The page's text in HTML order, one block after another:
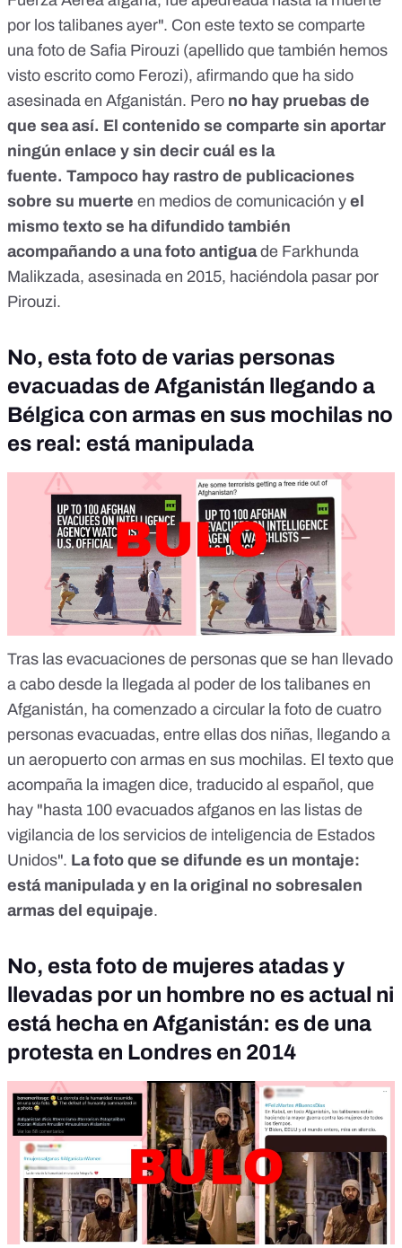
por los talibanes ayer". Con este texto se comparte
una foto de Safia Pirouzi (apellido que también hemos
visto escrito como Ferozi), afirmando que ha sido
asesinada en Afganistán. Pero no hay pruebas de
que sea así. El contenido se comparte sin aportar
ningún enlace y sin decir cuál es la
fuente. Tampoco hay rastro de publicaciones
sobre su muerte en medios de comunicación y el
mismo texto se ha difundido también
acompañando a una foto antiguade Farkhunda
Malikzada, asesinada en 2015, haciéndola pasar por
Pirouzi.
No, esta foto de varias personas
evacuadas de Afganistán llegando a
Bélgica con armas en sus mochilas no
es real: está manipulada
Tras las evacuaciones de personas que se han llevado
a cabo desde la llegada al poder de los talibanes en
Afganistán, ha comenzado a circular la foto de cuatro
personas evacuadas, entre ellas dos niñas, llegando a
un aeropuerto con armas en sus mochilas. El texto que
acompaña la imagen dice, traducido al español, que
hay "hasta 100 evacuados afganos en las listas de
vigilancia de los servicios de inteligencia de Estados
Unidos". La foto que se difunde es un montaje:
está manipulada y en la original no sobresalen
armas del equipaje.
No, esta foto de mujeres atadas y
llevadas por un hombre no es actual ni
está hecha en Afganistán: es de una
protesta en Londres en 2014